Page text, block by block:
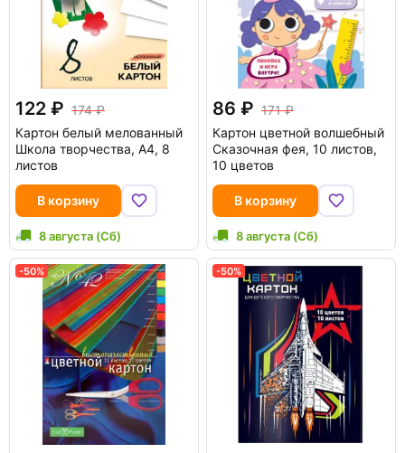
122
174
Картон белый мелованный
Школа творчества, A4, 8
листов
В корзину
8 августа (Сб)
86
171
Картон цветной волшебный
Сказочная фея, 10 листов,
10 цветов
В корзину
8 августа (Сб)
-50% -50%